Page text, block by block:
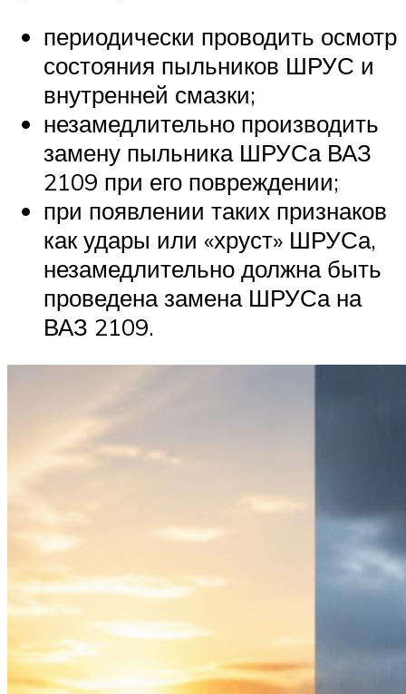
периодически проводить осмотр
состояния пыльников ШРУС и
внутренней смазки;
незамедлительно производить
замену пыльника ШРУСа ВАЗ
2109 при его повреждении;
при появлении таких признаков
как удары или «хруст» ШРУСа,
незамедлительно должна быть
проведена замена ШРУСа на
ВАЗ 2109.